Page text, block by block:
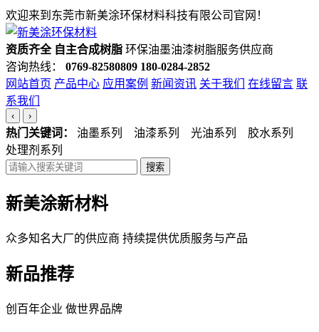
欢迎来到东莞市新美涂环保材料科技有限公司官网！
资质齐全 自主合成树脂 环保油墨油漆树脂服务供应商
咨询热线：
0769-82580809 180-0284-2852
网站首页 产品中心 应用案例 新闻资讯 关于我们 在线留言 联
系我们
‹ ›
热门关键词：
油墨系列 油漆系列 光油系列 胶水系列
处理剂系列
搜索
新美涂新材料
众多知名大厂的供应商 持续提供优质服务与产品
新品推荐
创百年企业 做世界品牌